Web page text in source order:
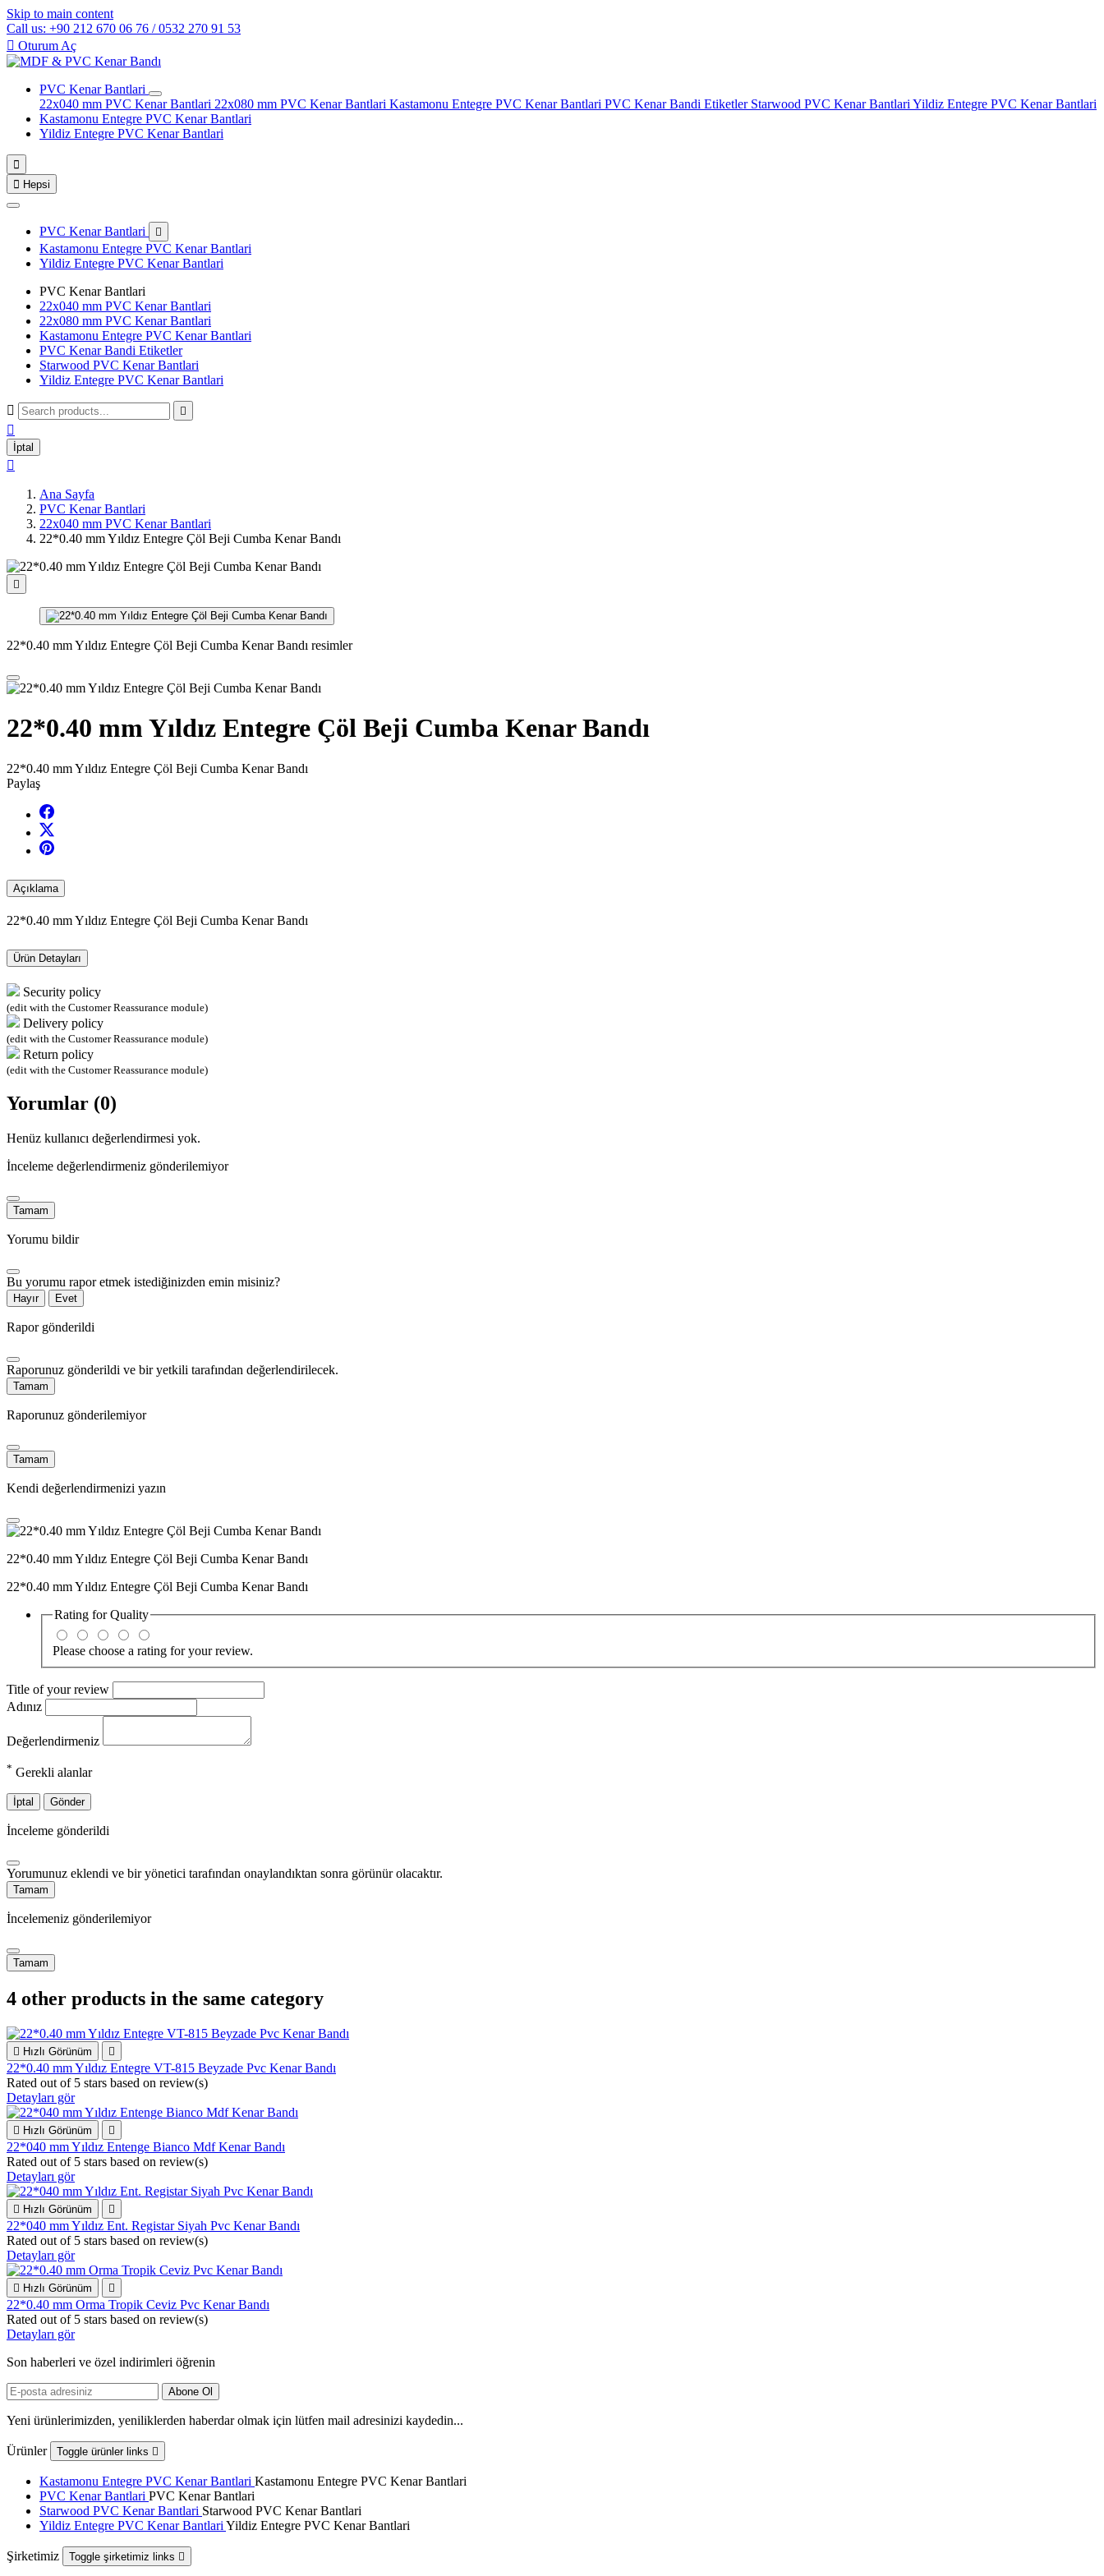
Skip to main content
Call us: +90 212 670 06 76 / 0532 270 91 53
 Oturum Aç
PVC Kenar Bantlari
22x040 mm PVC Kenar Bantlari 22x080 mm PVC Kenar Bantlari Kastamonu Entegre PVC Kenar Bantlari PVC Kenar Bandi Etiketler Starwood PVC Kenar Bantlari Yildiz Entegre PVC Kenar Bantlari
Kastamonu Entegre PVC Kenar Bantlari
Yildiz Entegre PVC Kenar Bantlari

 Hepsi
PVC Kenar Bantlari 
Kastamonu Entegre PVC Kenar Bantlari
Yildiz Entegre PVC Kenar Bantlari
PVC Kenar Bantlari
22x040 mm PVC Kenar Bantlari
22x080 mm PVC Kenar Bantlari
Kastamonu Entegre PVC Kenar Bantlari
PVC Kenar Bandi Etiketler
Starwood PVC Kenar Bantlari
Yildiz Entegre PVC Kenar Bantlari
 

İptal

Ana Sayfa
PVC Kenar Bantlari
22x040 mm PVC Kenar Bantlari
22*0.40 mm Yıldız Entegre Çöl Beji Cumba Kenar Bandı

22*0.40 mm Yıldız Entegre Çöl Beji Cumba Kenar Bandı resimler
22*0.40 mm Yıldız Entegre Çöl Beji Cumba Kenar Bandı
22*0.40 mm Yıldız Entegre Çöl Beji Cumba Kenar Bandı
Paylaş
Açıklama
22*0.40 mm Yıldız Entegre Çöl Beji Cumba Kenar Bandı
Ürün Detayları
Security policy
(edit with the Customer Reassurance module)
Delivery policy
(edit with the Customer Reassurance module)
Return policy
(edit with the Customer Reassurance module)
Yorumlar (0)
Henüz kullanıcı değerlendirmesi yok.
İnceleme değerlendirmeniz gönderilemiyor
Tamam
Yorumu bildir
Bu yorumu rapor etmek istediğinizden emin misiniz?
Hayır Evet
Rapor gönderildi
Raporunuz gönderildi ve bir yetkili tarafından değerlendirilecek.
Tamam
Raporunuz gönderilemiyor
Tamam
Kendi değerlendirmenizi yazın
22*0.40 mm Yıldız Entegre Çöl Beji Cumba Kenar Bandı
22*0.40 mm Yıldız Entegre Çöl Beji Cumba Kenar Bandı
Rating forQuality
Please choose a rating for your review.
Title of your review
Adınız
Değerlendirmeniz
* Gerekli alanlar
İptal Gönder
İnceleme gönderildi
Yorumunuz eklendi ve bir yönetici tarafından onaylandıktan sonra görünür olacaktır.
Tamam
İncelemeniz gönderilemiyor
Tamam
4 other products in the same category
 Hızlı Görünüm 
22*0.40 mm Yıldız Entegre VT-815 Beyzade Pvc Kenar Bandı
Rated out of 5 stars based on review(s)
Detayları gör
 Hızlı Görünüm 
22*040 mm Yıldız Entenge Bianco Mdf Kenar Bandı
Rated out of 5 stars based on review(s)
Detayları gör
 Hızlı Görünüm 
22*040 mm Yıldız Ent. Registar Siyah Pvc Kenar Bandı
Rated out of 5 stars based on review(s)
Detayları gör
 Hızlı Görünüm 
22*0.40 mm Orma Tropik Ceviz Pvc Kenar Bandı
Rated out of 5 stars based on review(s)
Detayları gör
Son haberleri ve özel indirimleri öğrenin
Yeni ürünlerimizden, yeniliklerden haberdar olmak için lütfen mail adresinizi kaydedin...
Ürünler Toggle ürünler links 
Kastamonu Entegre PVC Kenar Bantlari Kastamonu Entegre PVC Kenar Bantlari
PVC Kenar Bantlari PVC Kenar Bantlari
Starwood PVC Kenar Bantlari Starwood PVC Kenar Bantlari
Yildiz Entegre PVC Kenar Bantlari Yildiz Entegre PVC Kenar Bantlari
Şirketimiz Toggle şirketimiz links 